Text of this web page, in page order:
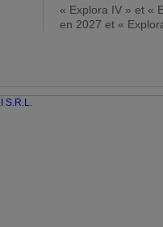
« Explora IV » et «
en 2027 et «